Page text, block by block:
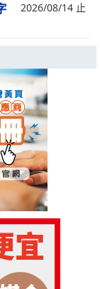
2026/08/14 止